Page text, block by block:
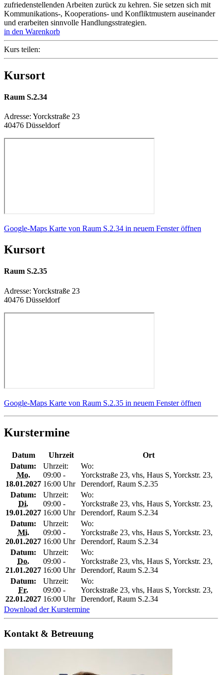
zufriedenstellenden Arbeiten zurück zu kehren. Sie setzen sich mit
Kommunikations-, Kooperations- und Konfliktmustern auseinander
und erarbeiten sinnvolle Handlungsstrategien.
in den Warenkorb
Kurs teilen:
Kursort
Raum S.2.34
Adresse: Yorckstraße 23
40476 Düsseldorf
Google-Maps Karte von Raum S.2.34 in neuem Fenster öffnen
Kursort
Raum S.2.35
Adresse: Yorckstraße 23
40476 Düsseldorf
Google-Maps Karte von Raum S.2.35 in neuem Fenster öffnen
Kurstermine
Datum Uhrzeit
Ort
Datum:
Mo.
18.01.2027
Uhrzeit:
09:00 -
16:00 Uhr
Wo:
Yorckstraße 23, vhs, Haus S, Yorckstr. 23,
Derendorf, Raum S.2.35
Datum:
Di.
19.01.2027
Uhrzeit:
09:00 -
16:00 Uhr
Wo:
Yorckstraße 23, vhs, Haus S, Yorckstr. 23,
Derendorf, Raum S.2.34
Datum:
Mi.
20.01.2027
Uhrzeit:
09:00 -
16:00 Uhr
Wo:
Yorckstraße 23, vhs, Haus S, Yorckstr. 23,
Derendorf, Raum S.2.34
Datum:
Do.
21.01.2027
Uhrzeit:
09:00 -
16:00 Uhr
Wo:
Yorckstraße 23, vhs, Haus S, Yorckstr. 23,
Derendorf, Raum S.2.34
Datum:
Fr.
22.01.2027
Uhrzeit:
09:00 -
16:00 Uhr
Wo:
Yorckstraße 23, vhs, Haus S, Yorckstr. 23,
Derendorf, Raum S.2.34
Download der Kurstermine
Kontakt & Betreuung